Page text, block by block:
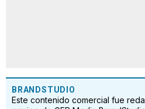
BRANDSTUDIO
Este contenido comercial fue